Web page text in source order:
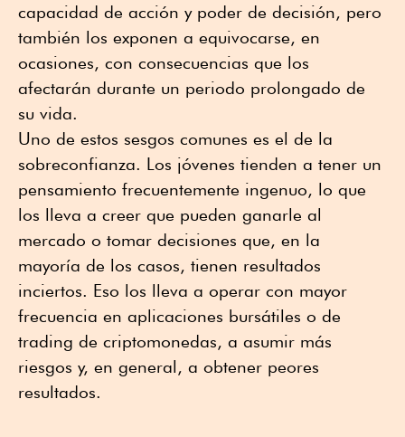
capacidad de acción y poder de decisión, pero
también los exponen a equivocarse, en
ocasiones, con consecuencias que los
afectarán durante un periodo prolongado de
su vida.
Uno de estos sesgos comunes es el de la
sobreconfianza. Los jóvenes tienden a tener un
pensamiento frecuentemente ingenuo, lo que
los lleva a creer que pueden ganarle al
mercado o tomar decisiones que, en la
mayoría de los casos, tienen resultados
inciertos. Eso los lleva a operar con mayor
frecuencia en aplicaciones bursátiles o de
trading de criptomonedas, a asumir más
riesgos y, en general, a obtener peores
resultados.